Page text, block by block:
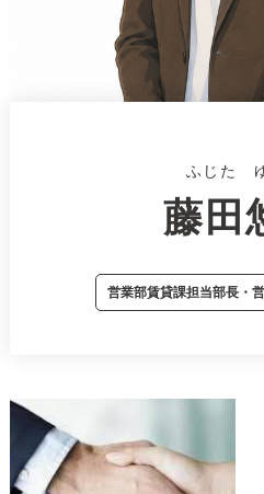
ふじた
藤田
営業部賃貸課担当部長・